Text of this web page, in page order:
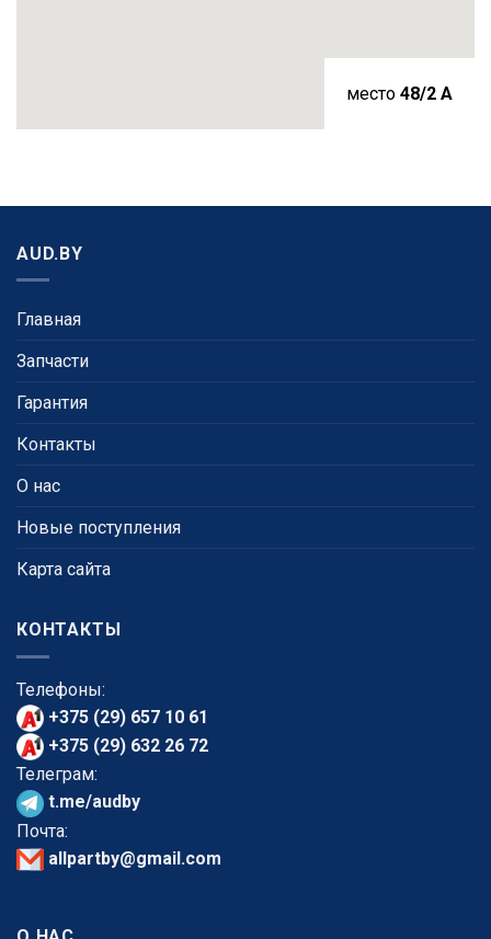
место 48/2 A
AUD.BY
Главная
Запчасти
Гарантия
Контакты
О нас
Новые поступления
Карта сайта
КОНТАКТЫ
Телефоны:
+375 (29) 657 10 61
+375 (29) 632 26 72
Телеграм:
t.me/audby
Почта:
allpartby@gmail.com